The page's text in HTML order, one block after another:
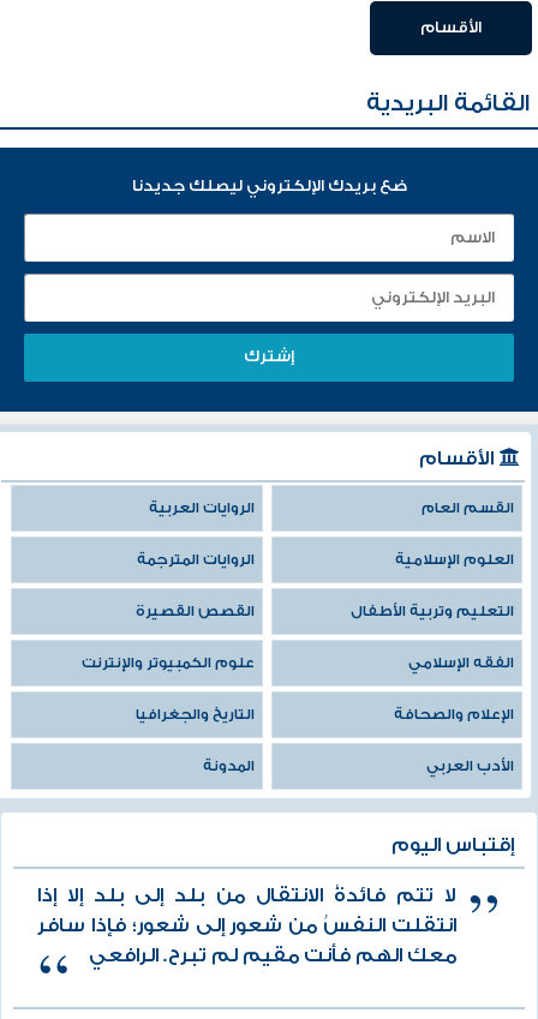
الأقسام
القائمة البريدية
ضع بريدك الإلكتروني ليصلك جديدنا
الأقسام
القسم العام الروايات العربية
العلوم الإسلامية الروايات المترجمة
التعليم وتربية الأطفال القصص القصيرة
الفقه الإسلامي علوم الكمبيوتر والإنترنت
الإعلام والصحافة التاريخ والجغرافيا
الأدب العربي المدونة
إقتباس اليوم
لا تتم فائدةُ الانتقال من بلد إلى بلد إلا إذا
انتقلت النفسُ من شعور إلى شعور؛ فإذا سافر
معك الهم فأنت مقيم لم تبرح. الرافعي